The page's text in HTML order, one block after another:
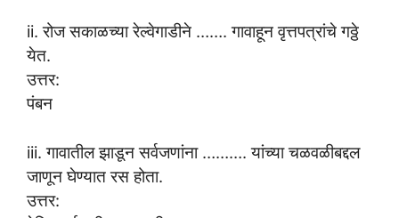
ii. रोज सकाळच्या रेल्वेगाडीने ……. गावाहून वृत्तपत्रांचे गठ्ठे
येत.
उत्तर:
पंबन
iii. गावातील झाडून सर्वजणांना ………. यांच्या चळवळीबद्दल
जाणून घेण्यात रस होता.
उत्तर: